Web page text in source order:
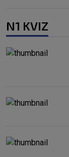
N1 KVIZ